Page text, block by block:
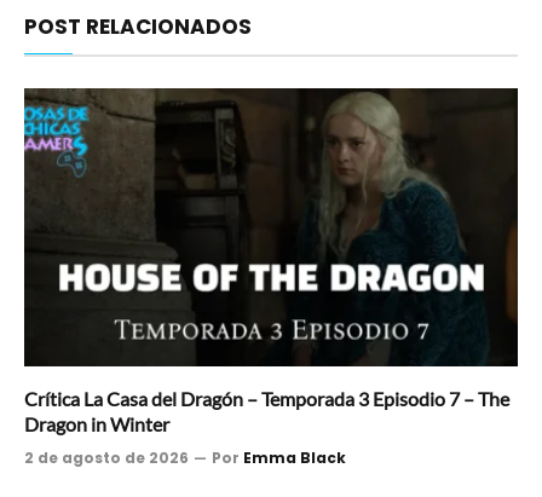
POST RELACIONADOS
Crítica La Casa del Dragón – Temporada 3 Episodio 7 – The
Dragon in Winter
2 de agosto de 2026 Por Emma Black